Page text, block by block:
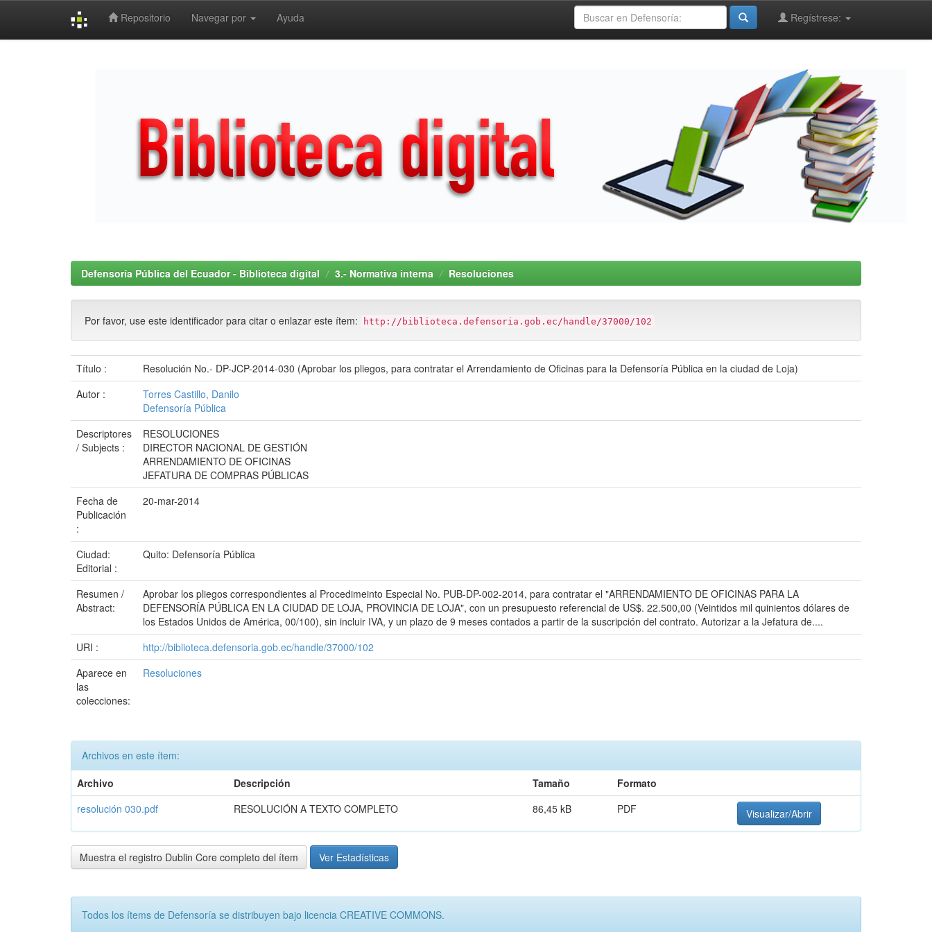
Repositorio Navegar por Ayuda Regístrese:
Defensoría Pública del Ecuador - Biblioteca digital 3.- Normativa interna Resoluciones
Por favor, use este identificador para citar o enlazar este ítem: http://biblioteca.defensoria.gob.ec/handle/37000/102
Título :
Resolución No.- DP-JCP-2014-030 (Aprobar los pliegos, para contratar el Arrendamiento de Oficinas para la Defensoría Pública en la ciudad de Loja)
Autor :
Torres Castillo, Danilo
Defensoría Pública
Descriptores
/ Subjects :
RESOLUCIONES
DIRECTOR NACIONAL DE GESTIÓN
ARRENDAMIENTO DE OFICINAS
JEFATURA DE COMPRAS PÚBLICAS
Fecha de
Publicación
:
20-mar-2014
Ciudad:
Editorial :
Quito: Defensoría Pública
Resumen /
Abstract:
Aprobar los pliegos correspondientes al Procedimeinto Especial No. PUB-DP-002-2014, para contratar el "ARRENDAMIENTO DE OFICINAS PARA LA
DEFENSORÍA PÚBLICA EN LA CIUDAD DE LOJA, PROVINCIA DE LOJA", con un presupuesto referencial de US$. 22.500,00 (Veintidos mil quinientos dólares de
los Estados Unidos de América, 00/100), sin incluir IVA, y un plazo de 9 meses contados a partir de la suscripción del contrato. Autorizar a la Jefatura de....
URI :
http://biblioteca.defensoria.gob.ec/handle/37000/102
Aparece en
las
colecciones:
Resoluciones
Archivos en este ítem:
Archivo
Descripción Tamaño
Formato
resolución 030.pdf
RESOLUCIÓN A TEXTO COMPLETO 86,45 kB PDF Visualizar/Abrir
Muestra el registro Dublin Core completo del ítem Ver Estadísticas
Todos los ítems de Defensoría se distribuyen bajo licencia CREATIVE COMMONS.